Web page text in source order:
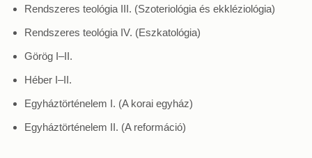
Rendszeres teológia III. (Szoteriológia és ekkléziológia)
Rendszeres teológia IV. (Eszkatológia)
Görög I–II.
Héber I–II.
Egyháztörténelem I. (A korai egyház)
Egyháztörténelem II. (A reformáció)